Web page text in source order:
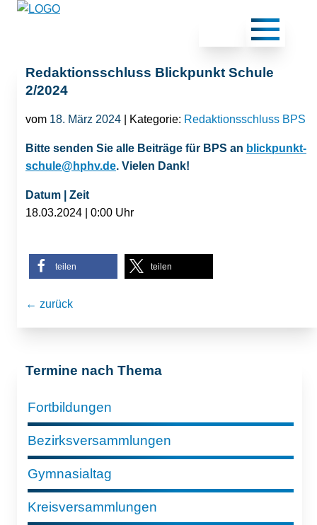
Redaktionsschluss Blickpunkt Schule
2/2024
vom 18. März 2024 | Kategorie: Redaktionsschluss BPS
Bitte senden Sie alle Beiträge für BPS an blickpunkt-
schule@hphv.de. Vielen Dank!
Datum | Zeit
18.03.2024 | 0:00 Uhr
teilen teilen
← zurück
Termine nach Thema
Fortbildungen
Bezirksversammlungen
Gymnasialtag
Kreisversammlungen